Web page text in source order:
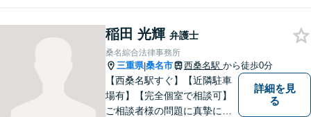
します。お困りごとは、お気
軽にご相談ください。
稲田 光輝 弁護士
桑名綜合法律事務所
三重県|桑名市 西桑名駅 から徒歩0分
【西桑名駅すぐ】【近隣駐車
場有】【完全個室で相談可】
ご相談者様の問題に真摯に向
詳細を見
る